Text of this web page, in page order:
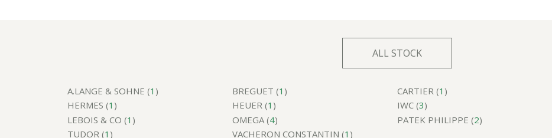
ALL STOCK
A.LANGE & SOHNE (1 ) BREGUET (1 ) CARTIER (1 )
HERMES (1 ) HEUER (1 ) IWC (3)
LEBOIS & CO (1 ) OMEGA (4) PATEK PHILIPPE (2)
TUDOR (1 ) VACHERON CONSTANTIN (1 )